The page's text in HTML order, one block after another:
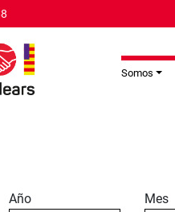
Somos
Año Mes